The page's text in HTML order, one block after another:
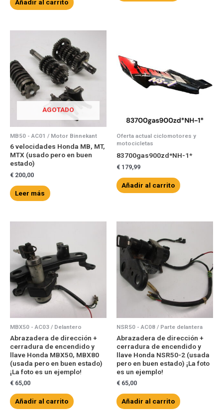
Añadir al carrito
AGOTADO
MB50 - AC01 / Motor Binnekant
6 velocidades Honda MB, MT,
MTX (usado pero en buen
estado)
€ 200,00
Leer más
Oferta actual ciclomotores y
motocicletas
83700gas900zd*NH-1*
€ 179,99
Añadir al carrito
MBX50 - AC03 / Delantero
Abrazadera de dirección +
cerradura de encendido y
llave Honda MBX50, MBX80
(usada pero en buen estado)
¡La foto es un ejemplo!
€ 65,00
Añadir al carrito
NSR50 - AC08 / Parte delantera
Abrazadera de dirección +
cerradura de encendido y
llave Honda NSR50-2 (usada
pero en buen estado) ¡La foto
es un ejemplo!
€ 65,00
Añadir al carrito